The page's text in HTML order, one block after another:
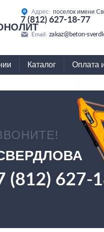
Адрес: поселок имени
7 (812) 627-18-77
Email: zakaz@beton-
Каталог Оплата
(812) 627-